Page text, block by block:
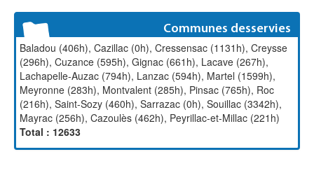
Communes desservies
Baladou (406h), Cazillac (0h), Cressensac (1131h), Creysse
(296h), Cuzance (595h), Gignac (661h), Lacave (267h),
Lachapelle-Auzac (794h), Lanzac (594h), Martel (1599h),
Meyronne (283h), Montvalent (285h), Pinsac (765h), Roc
(216h), Saint-Sozy (460h), Sarrazac (0h), Souillac (3342h),
Mayrac (256h), Cazoulès (462h), Peyrillac-et-Millac (221h)
Total : 12633